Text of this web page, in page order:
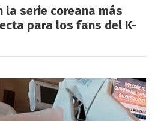
la serie coreana más
para los fans del K-